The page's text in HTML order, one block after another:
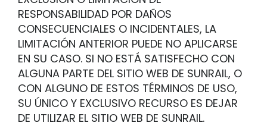
RESPONSABILIDAD POR DAÑOS
CONSECUENCIALES O INCIDENTALES, LA
LIMITACIÓN ANTERIOR PUEDE NO APLICARSE
EN SU CASO. SI NO ESTÁ SATISFECHO CON
ALGUNA PARTE DEL SITIO WEB DE SUNRAIL, O
CON ALGUNO DE ESTOS TÉRMINOS DE USO,
SU ÚNICO Y EXCLUSIVO RECURSO ES DEJAR
DE UTILIZAR EL SITIO WEB DE SUNRAIL.